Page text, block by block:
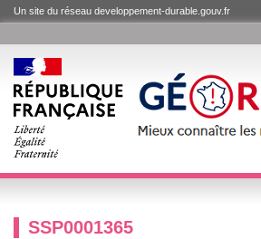
Un site du réseau developpement-durable.gouv.fr
SSP0001365